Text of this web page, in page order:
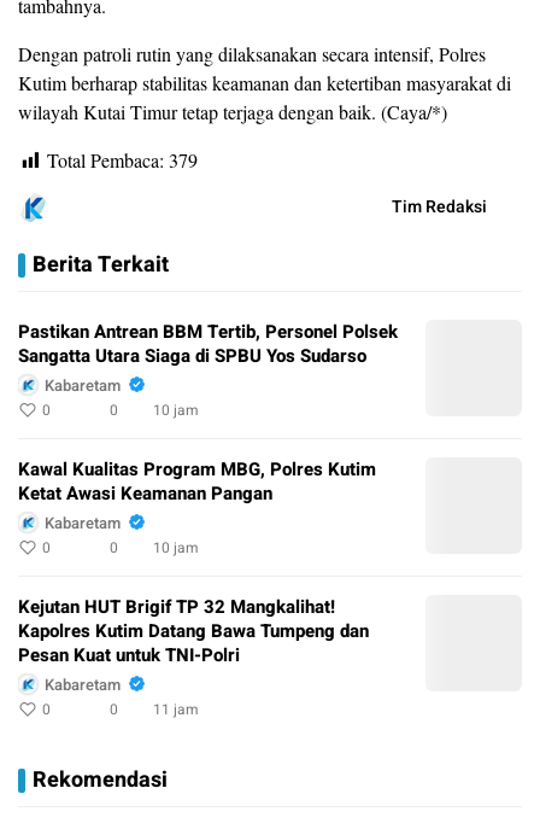
tambahnya.
Dengan patroli rutin yang dilaksanakan secara intensif, Polres
Kutim berharap stabilitas keamanan dan ketertiban masyarakat di
wilayah Kutai Timur tetap terjaga dengan baik. (Caya/*)
Total Pembaca: 379
Tim Redaksi
Berita Terkait
Pastikan Antrean BBM Tertib, Personel Polsek
Sangatta Utara Siaga di SPBU Yos Sudarso
Kabaretam
0 0 10 jam
Kawal Kualitas Program MBG, Polres Kutim
Ketat Awasi Keamanan Pangan
Kabaretam
0 0 10 jam
Kejutan HUT Brigif TP 32 Mangkalihat!
Kapolres Kutim Datang Bawa Tumpeng dan
Pesan Kuat untuk TNI-Polri
Kabaretam
0 0 11 jam
Rekomendasi